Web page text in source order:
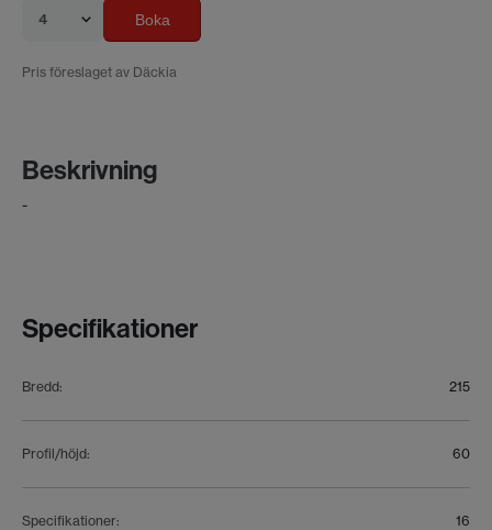
4 Boka
Pris föreslaget av Däckia
Beskrivning
-
Specifikationer
Bredd: 215
Profil/höjd: 60
Specifikationer: 16